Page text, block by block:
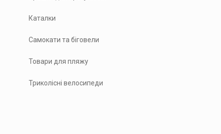
Каталки
Самокати та біговели
Товари для пляжу
Триколісні велосипеди